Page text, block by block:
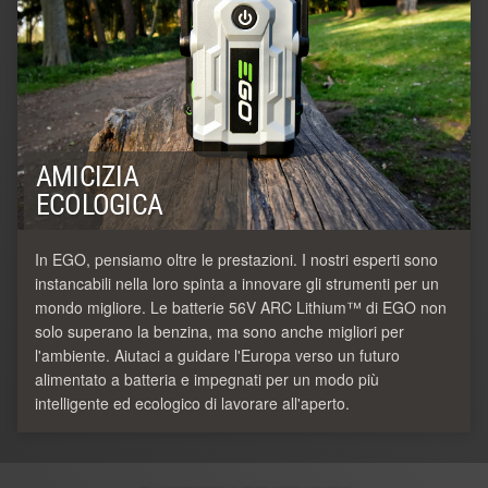
AMICIZIA
ECOLOGICA
In EGO, pensiamo oltre le prestazioni. I nostri esperti sono
instancabili nella loro spinta a innovare gli strumenti per un
mondo migliore. Le batterie 56V ARC Lithium™ di EGO non
solo superano la benzina, ma sono anche migliori per
l'ambiente. Aiutaci a guidare l'Europa verso un futuro
alimentato a batteria e impegnati per un modo più
intelligente ed ecologico di lavorare all'aperto.